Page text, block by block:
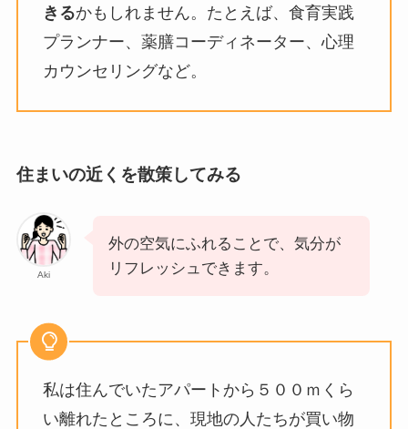
きるかもしれません。たとえば、食育実践
プランナー、薬膳コーディネーター、心理
カウンセリングなど。
住まいの近くを散策してみる
Aki
外の空気にふれることで、気分が
リフレッシュできます。
私は住んでいたアパートから５００ｍくら
い離れたところに、現地の人たちが買い物